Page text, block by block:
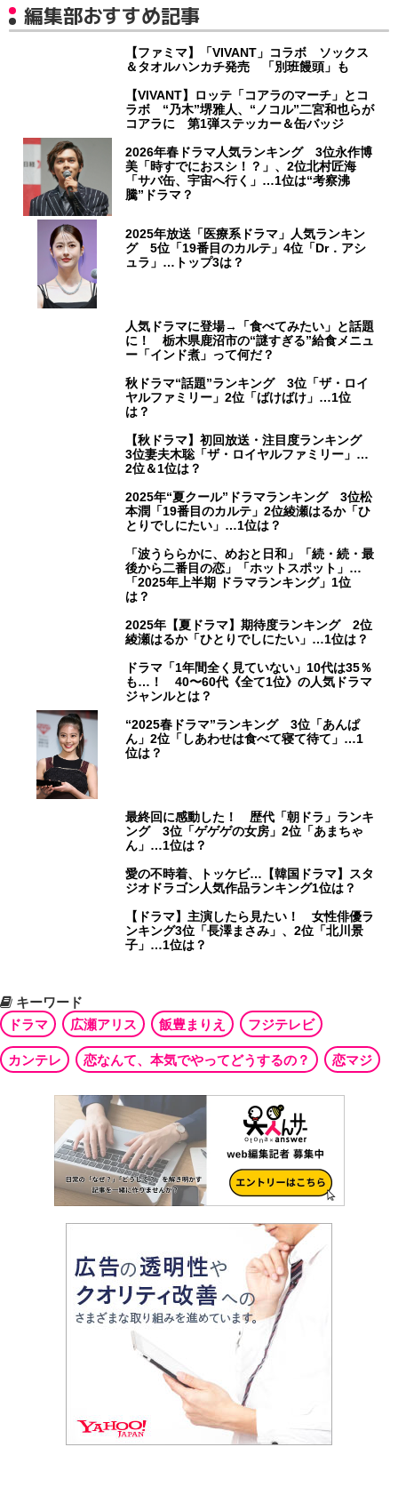
編集部おすすめ記事
【ファミマ】「VIVANT」コラボ ソックス
＆タオルハンカチ発売 「別班饅頭」も
【VIVANT】ロッテ「コアラのマーチ」とコ
ラボ “乃木”堺雅人、“ノコル”二宮和也らが
コアラに 第1弾ステッカー＆缶バッジ
2026年春ドラマ人気ランキング 3位永作博
美「時すでにおスシ！？」、2位北村匠海
「サバ缶、宇宙へ行く」…1位は“考察沸
騰”ドラマ？
2025年放送「医療系ドラマ」人気ランキン
グ 5位「19番目のカルテ」4位「Dr．アシ
ュラ」…トップ3は？
人気ドラマに登場→「食べてみたい」と話題
に！ 栃木県鹿沼市の“謎すぎる”給食メニュ
ー「インド煮」って何だ？
秋ドラマ“話題”ランキング 3位「ザ・ロイ
ヤルファミリー」2位「ばけばけ」…1位
は？
【秋ドラマ】初回放送・注目度ランキング
3位妻夫木聡「ザ・ロイヤルファミリー」…
2位＆1位は？
2025年“夏クール”ドラマランキング 3位松
本潤「19番目のカルテ」2位綾瀬はるか「ひ
とりでしにたい」…1位は？
「波うららかに、めおと日和」「続・続・最
後から二番目の恋」「ホットスポット」…
「2025年上半期 ドラマランキング」1位
は？
2025年【夏ドラマ】期待度ランキング 2位
綾瀬はるか「ひとりでしにたい」…1位は？
ドラマ「1年間全く見ていない」10代は35％
も…！ 40〜60代《全て1位》の人気ドラマ
ジャンルとは？
“2025春ドラマ”ランキング 3位「あんぱ
ん」2位「しあわせは食べて寝て待て」…1
位は？
最終回に感動した！ 歴代「朝ドラ」ランキ
ング 3位「ゲゲゲの女房」2位「あまちゃ
ん」…1位は？
愛の不時着、トッケビ…【韓国ドラマ】スタ
ジオドラゴン人気作品ランキング1位は？
【ドラマ】主演したら見たい！ 女性俳優ラ
ンキング3位「長澤まさみ」、2位「北川景
子」…1位は？
キーワード
ドラマ
広瀬アリス 飯豊まりえ フジテレビ
カンテレ 恋なんて、本気でやってどうするの？ 恋マジ